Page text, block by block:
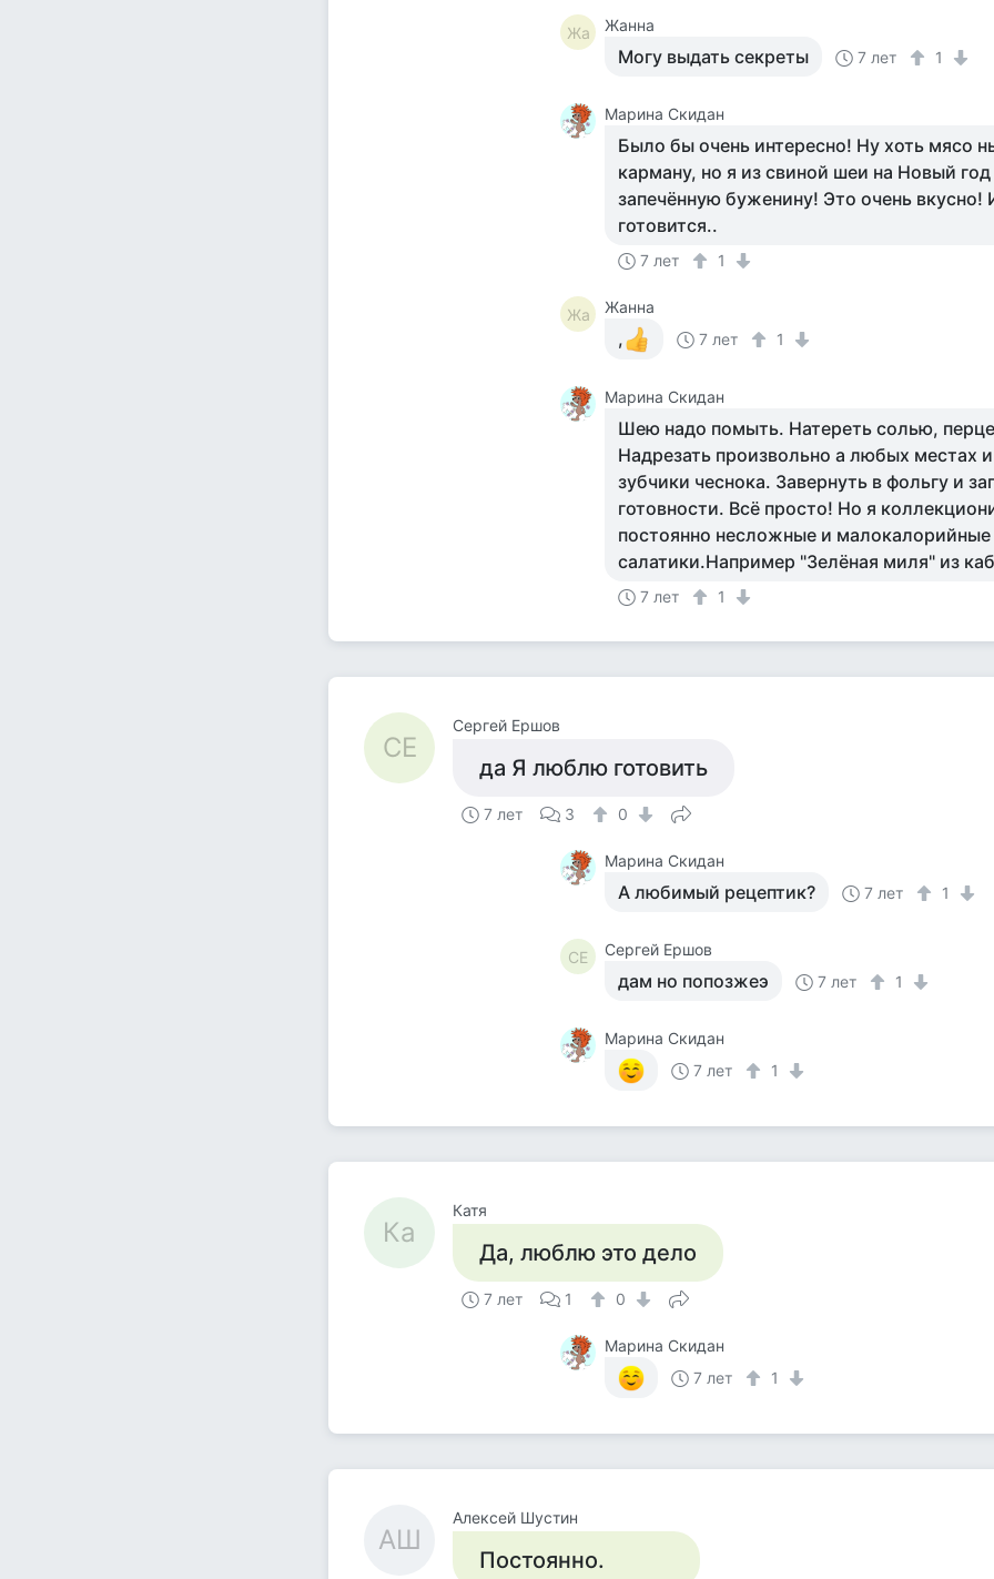
Жа Жанна
Могу выдать секреты 7 лет 1
Марина Скидан
Было бы очень интересно! Ну хоть мясо
карману, но я из свиной шеи на Новый
запечённую буженину! Это очень
готовится..
7 лет 1
Жа Жанна
, 7 лет 1
Марина Скидан
Шею надо помыть. Натереть солью,
Надрезать произвольно а любых местах
зубчики чеснока. Завернуть в фольгу и
готовности. Всё просто! Но я
постоянно несложные и
салатики.Например "Зелёная миля" из
7 лет 1
СЕ
Сергей Ершов
да Я люблю готовить
7 лет 3 0
Марина Скидан
А любимый рецептик? 7 лет 1
СЕ Сергей Ершов
дам но попозжеэ 7 лет 1
Марина Скидан
7 лет
1
Ка
Катя
Да, люблю это дело
7 лет 1 0
Марина Скидан
7 лет
1
АШ
Алексей Шустин
Постоянно.